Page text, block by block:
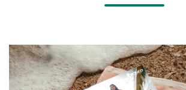
MIS RETOS SOLIDARIOS
CERRAR SESIÓN